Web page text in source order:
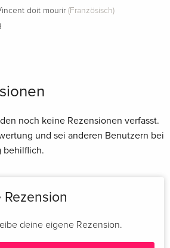
doit mourir (Französisch)
noch keine Rezensionen verfasst.
und sei anderen Benutzern bei
behilflich.
deine eigene Rezension.